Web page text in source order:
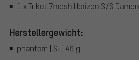
1 x Trikot 7mesh Horizon S/S Damen
Herstellergewicht:
phantom | S: 146 g